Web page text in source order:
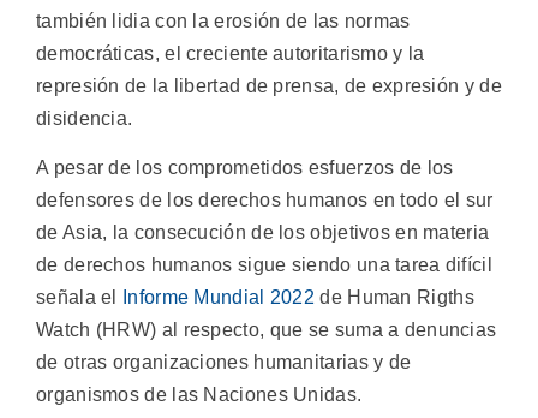
también lidia con la erosión de las normas
democráticas, el creciente autoritarismo y la
represión de la libertad de prensa, de expresión y de
disidencia.
A pesar de los comprometidos esfuerzos de los
defensores de los derechos humanos en todo el sur
de Asia, la consecución de los objetivos en materia
de derechos humanos sigue siendo una tarea difícil
señala el
Informe Mundial 2022 de Human Rigths
Watch (HRW) al respecto, que se suma a denuncias
de otras organizaciones humanitarias y de
organismos de las Naciones Unidas.